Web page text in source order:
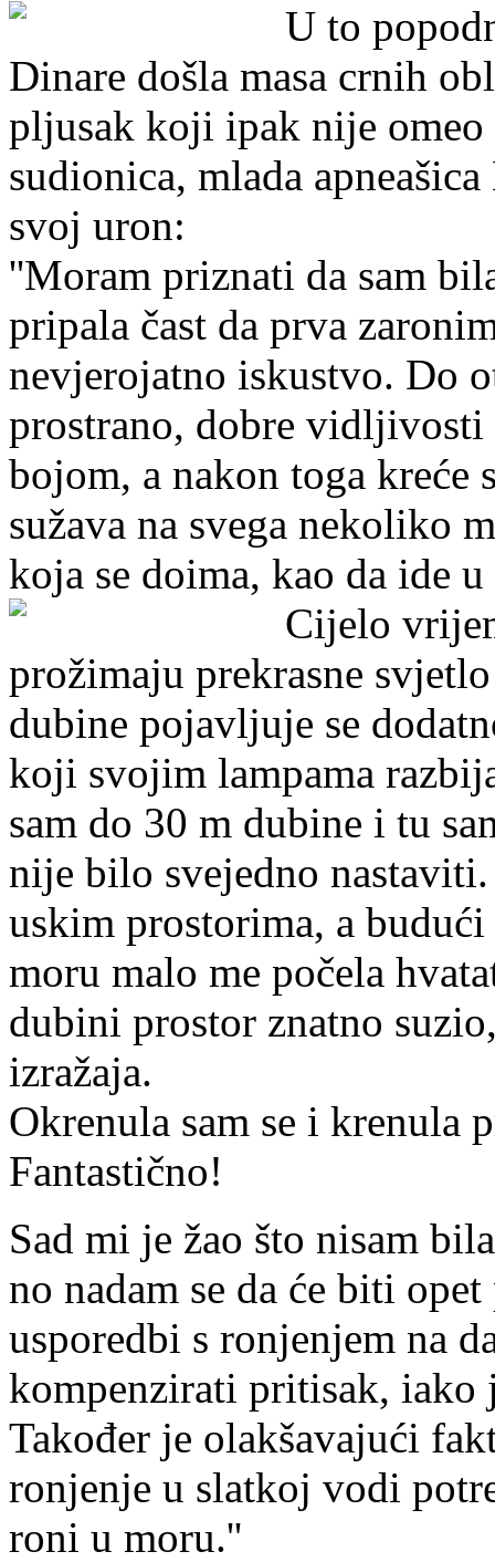
U to
Dinare došla masa crnih
pljusak koji ipak nije omeo
sudionica, mlada
svoj uron:
''Moram priznati da sam
pripala čast da prva
nevjerojatno iskustvo. Do
prostrano, dobre
bojom, a nakon toga
sužava na svega nekoliko
koja se doima, kao da ide
Cijelo
prožimaju prekrasne
dubine pojavljuje se
koji svojim lampama
sam do 30 m dubine i tu
nije bilo svejedno
uskim prostorima, a
moru malo me počela
dubini prostor znatno
izražaja.
Okrenula sam se i krenula
Fantastično!
Sad mi je žao što nisam
no nadam se da će biti
usporedbi s ronjenjem na
kompenzirati pritisak, iako
Također je olakšavajući
ronjenje u slatkoj vodi
roni u moru.''